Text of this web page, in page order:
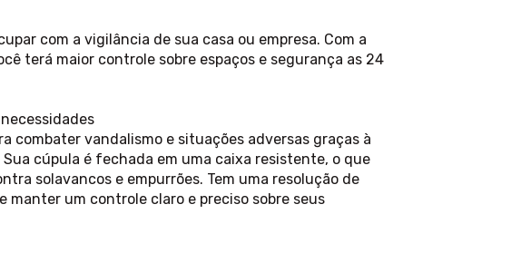
com a vigilância de sua casa ou empresa. Com a
terá maior controle sobre espaços e segurança as 24
combater vandalismo e situações adversas graças à
cúpula é fechada em uma caixa resistente, o que
solavancos e empurrões. Tem uma resolução de
manter um controle claro e preciso sobre seus